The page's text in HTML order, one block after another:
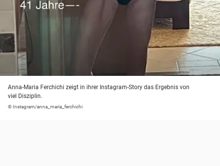
Anna-Maria Ferchichi zeigt in ihrer Instagram-Story das Ergebnis von
viel Disziplin.
© Instagram/anna_maria_ferchichi